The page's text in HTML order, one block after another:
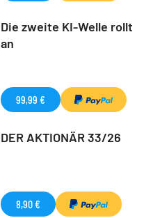
Die zweite KI-Welle rollt
an
99,99 €
DER AKTIONÄR 33/26
8,90 €